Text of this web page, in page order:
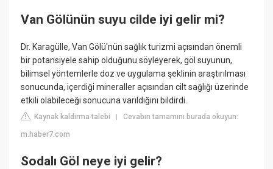
Van Gölünün suyu cilde iyi gelir mi?
Dr. Karagülle, Van Gölü'nün sağlık turizmi açısından önemli
bir potansiyele sahip olduğunu söyleyerek, göl suyunun,
bilimsel yöntemlerle doz ve uygulama şeklinin araştırılması
sonucunda, içerdiği mineraller açısından cilt sağlığı üzerinde
etkili olabileceği sonucuna varıldığını bildirdi.
Kaynak kaldırma talebi |Cevabın tamamını burada okuyun:
m.haber7.com
Sodalı Göl neye iyi gelir?